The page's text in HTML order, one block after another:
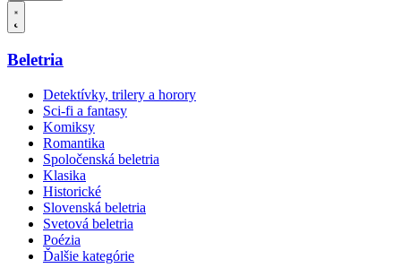
Beletria
Detektívky, trilery a horory
Sci-fi a fantasy
Komiksy
Romantika
Spoločenská beletria
Klasika
Historické
Slovenská beletria
Svetová beletria
Poézia
Ďalšie kategórie